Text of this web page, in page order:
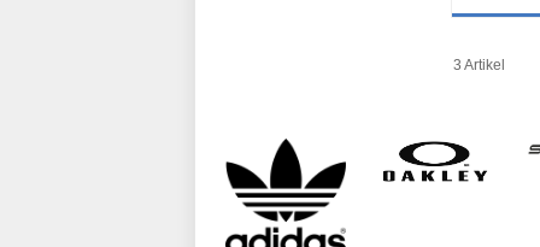
Art.-Nr.: 9717
3 Artikel